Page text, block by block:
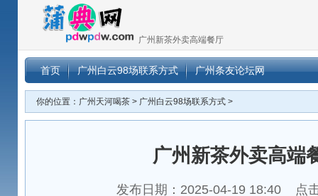
广州新茶外卖高端餐厅
首页 广州白云98场联系方式 广州条友论坛网
你的位置： 广州天河喝茶 > 广州白云98场联系方式 >
广州新茶外卖高端
发布日期：2025-04-19 18:40 点